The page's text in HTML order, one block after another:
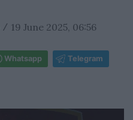
/ 19 June 2025, 06:56
Whatsapp Telegram